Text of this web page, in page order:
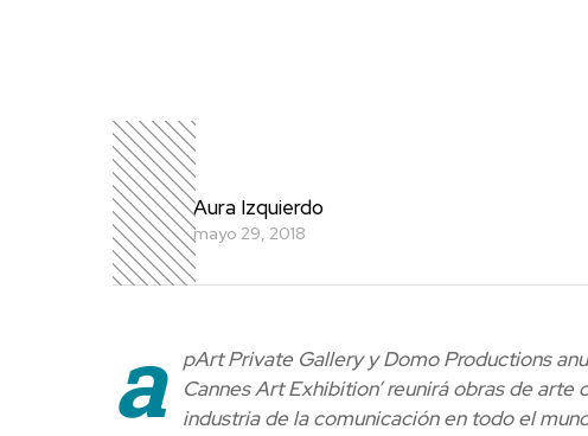
Aura Izquierdo
mayo 29, 2018
a
pArt Private Gallery y Domo Productions
Cannes Art Exhibition’ reunirá obras de
industria de la comunicación en todo el